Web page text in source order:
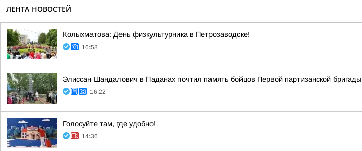
ЛЕНТА НОВОСТЕЙ
Колыхматова: День физкультурника в Петрозаводске!
16:58
Элиссан Шандалович в Паданах почтил память бойцов Первой партизанской бригады
16:22
Голосуйте там, где удобно!
14:36